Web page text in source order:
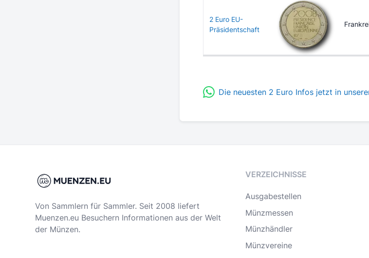
2 Euro EU-
Präsidentschaft
Die neuesten 2 Euro Infos jetzt in
Von Sammlern für Sammler. Seit 2008 liefert
Muenzen.eu Besuchern Informationen aus der Welt
der Münzen.
VERZEICHNISSE
Ausgabestellen
Münzmessen
Münzhändler
Münzvereine